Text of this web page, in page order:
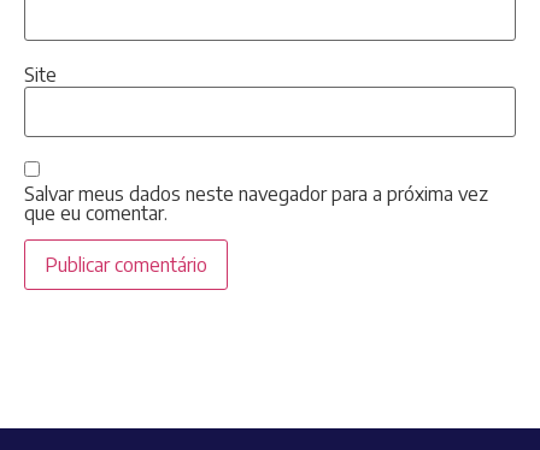
Site
Salvar meus dados neste navegador para a próxima vez
que eu comentar.